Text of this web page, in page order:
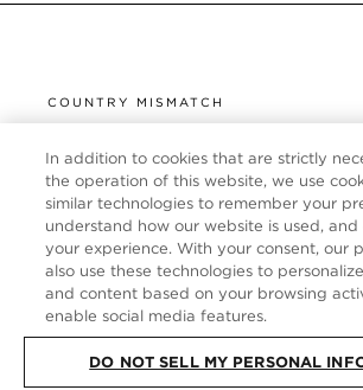
COUNTRY MISMATCH
UNITED STATES
It looks like you are visiting us from
but you are currently browsing our
Would you like to be redirected to
SHOP IN UNITED
SERVICE CLIENT
À PROPOS
FOLLOW US
In addition to cookies that are strictly
the operation of this website, we use
similar technologies to remember your
understand how our website is used, and
your experience. With your consent, our
also use these technologies to
and content based on your browsing
enable social media features.
DO NOT SELL MY PERSONAL